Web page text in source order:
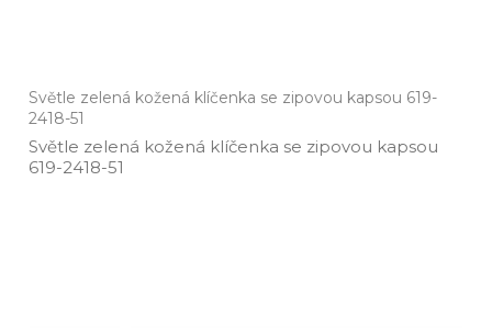
Světle zelená kožená klíčenka se zipovou kapsou 619-
2418-51
Světle zelená kožená klíčenka se zipovou kapsou
619­-2418­-51